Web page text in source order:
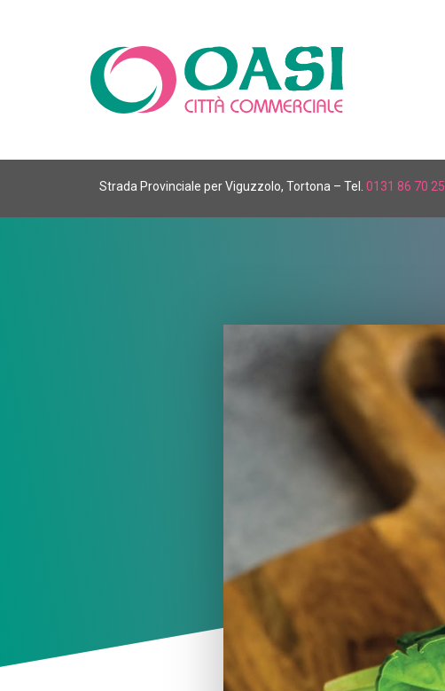
Strada Provinciale per Viguzzolo, Tortona – Tel. 0131 86 70 25